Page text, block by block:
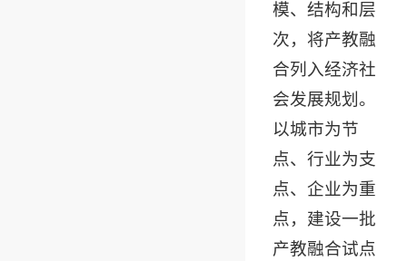
模、结构和层
次，将产教融
合列入经济社
会发展规划。
以城市为节
点、行业为支
点、企业为重
点，建设一批
产教融合试点